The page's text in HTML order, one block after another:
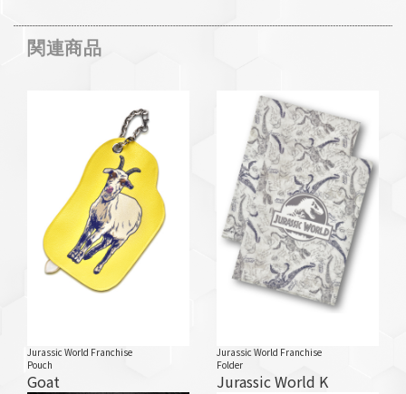
関連商品
Jurassic World Franchise
Pouch
Goat
Jurassic World Franchise
Folder
Jurassic World K